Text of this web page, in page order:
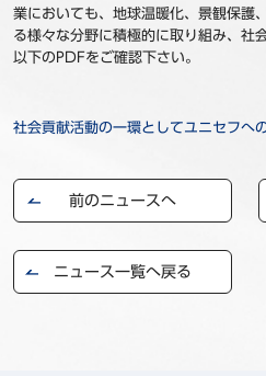
BBSグループネットワーク
株主・投資家情報
事
ニュ
お問い
業においても、地球温暖化、景観保護
る様々な分野に積極的に取り組み、社
以下のPDFをご確認下さい。
社会貢献活動の一環としてユニセフへ
前のニュースへ
ニュース一覧へ戻る